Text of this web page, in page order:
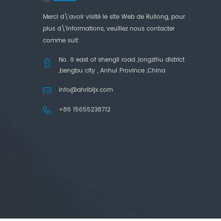
de coupe.
Merci d\'avoir visité le site Web de Ruilong, pour
plus d\'informations, veuillez nous contacter
comme suit:
No. 9 east of shengli road ,longzihu district
,bengbu city , Anhui Province ,China
info@ahrlbljx.com
+86 15655238712